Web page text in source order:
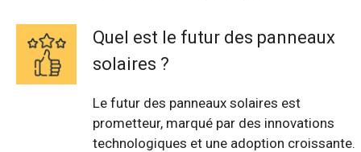
Quel est le futur des panneaux
solaires ?
Le futur des panneaux solaires est
prometteur, marqué par des innovations
technologiques et une adoption croissante.